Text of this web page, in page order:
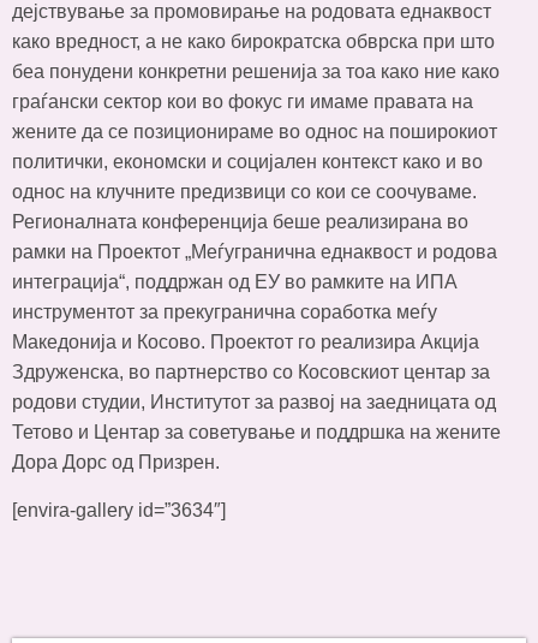
дејствување за промовирање на родовата еднаквост
како вредност, а не како бирократска обврска при што
беа понудени конкретни решенија за тоа како ние како
граѓански сектор кои во фокус ги имаме правата на
жените да се позиционираме во однос на поширокиот
политички, економски и социјален контекст како и во
однос на клучните предизвици со кои се соочуваме.
Регионалната конференција беше реализирана во
рамки на Проектот „Меѓугранична еднаквост и родова
интеграција“, поддржан од ЕУ во рамките на ИПА
инструментот за прекугранична соработка меѓу
Македонија и Косово. Проектот го реализира Акција
Здруженска, во партнерство со Косовскиот центар за
родови студии, Институтот за развој на заедницата од
Тетово и Центар за советување и поддршка на жените
Дора Дорс од Призрен.
[envira-gallery id=”3634″]